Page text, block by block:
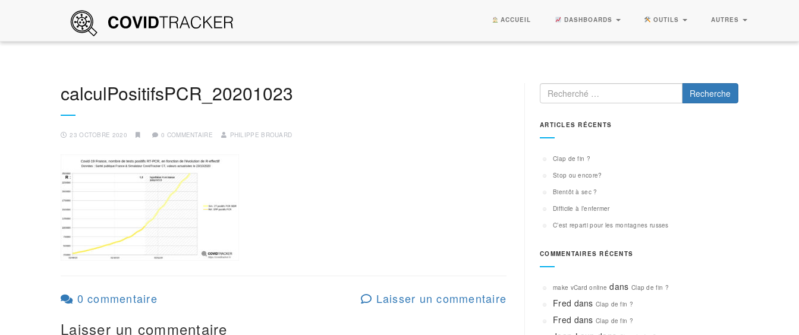
ACCUEIL DASHBOARDS OUTILS AUTRES
calculPositifsPCR_20201023
23 OCTOBRE 2020 0 COMMENTAIRE PHILIPPE BROUARD
0 commentaire Laisser un commentaire
Laisser un commentaire
Recherche
ARTICLES RÉCENTS
Clap de fin ?
Stop ou encore?
Bientôt à sec ?
Difficile à l’enfermer
C’est reparti pour les montagnes russes
COMMENTAIRES RÉCENTS
make vCard online dans Clap de fin ?
Fred dansClap de fin ?
Fred dansClap de fin ?